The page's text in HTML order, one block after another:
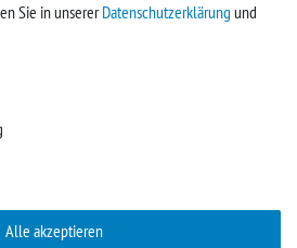
so immer neue Angebote
Sie in unsererDaten­schutz­erklärung und
Alle akzeptieren